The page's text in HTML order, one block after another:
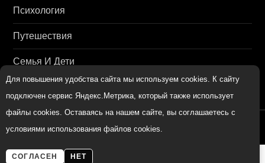
Психология
Путешествия
Семья И Дети
womenmir.ru
Для повышения удобства сайта мы используем cookies. К сайту
подключен сервис Яндекс.Метрика, который также использует
файлы cookies. Оставаясь на нашем сайте, вы соглашаетесь с
условиями использования файлов cookies.
СОГЛАСЕН НЕТ